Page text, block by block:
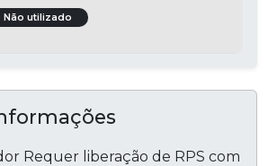
Não utilizado
Requer liberação de RPS com